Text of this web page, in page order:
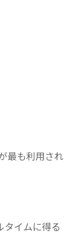
最も利用され
タイムに得る